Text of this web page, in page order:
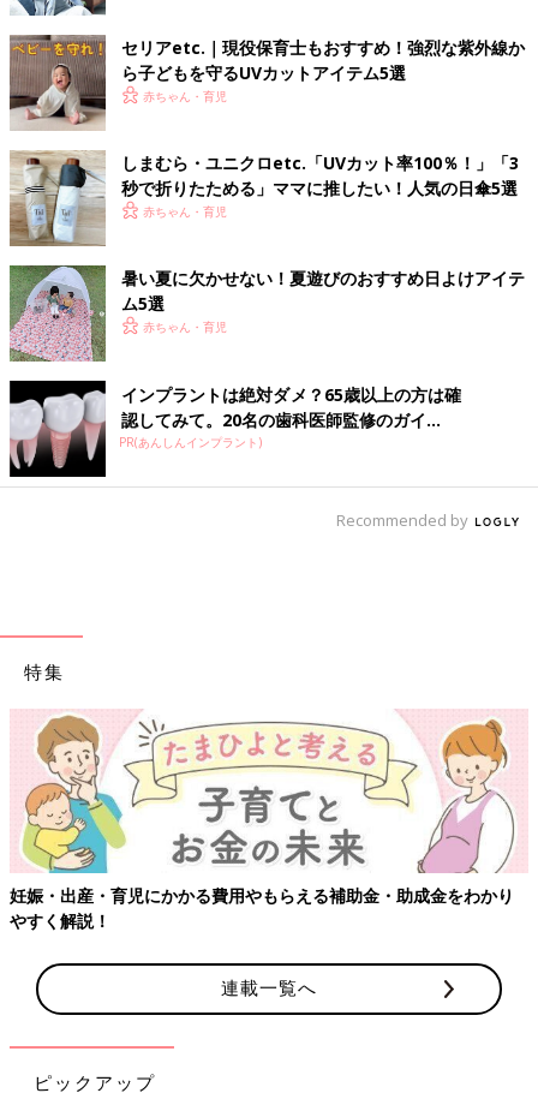
出典：Instagramアカウント「mkhome2018」
まきさんは、ダイソーのオーニングで日除け対策をしているそ
う。こちらはUVカット率が90%だそうなので紫外線対策にも使
えそうです。窓の外側につけるタイプのアイテムですが、取り付
け用のフックを使って簡単に設置できるのもポイント。サイズや
カラーが選べるのも嬉しいですね。
ママの日焼け対策に！室内でも大活躍のユニクロ ラ
セリアetc.｜現役保育士もおすすめ！強烈な紫外線か
ら子どもを守るUVカットアイテム5選
赤ちゃん・育児
しまむら・ユニクロetc.「UVカット率100％！」「3
秒で折りたためる」ママに推したい！人気の日傘5選
赤ちゃん・育児
暑い夏に欠かせない！夏遊びのおすすめ日よけアイテ
ム5選
赤ちゃん・育児
インプラントは絶対ダメ？65歳以上の方は確
認してみて。20名の歯科医師監修のガイ...
PR(あんしんインプラント)
Recommended by
特集
妊娠・出産・育児にかかる費用やもらえる補助金・助成金をわかり
やすく解説！
連載一覧へ
ピックアップ